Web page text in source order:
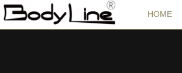
HOME